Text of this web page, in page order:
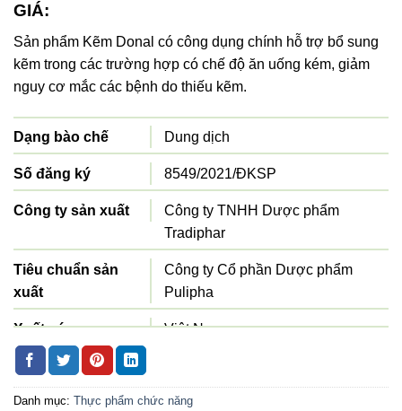
GIÁ:
Sản phẩm Kẽm Donal có công dụng chính hỗ trợ bổ sung
kẽm trong các trường hợp có chế độ ăn uống kém, giảm
nguy cơ mắc các bệnh do thiếu kẽm.
Dạng bào chế Dung dịch
Số đăng ký 8549/2021/ĐKSP
Công ty sản xuất
Công ty TNHH Dược phẩm
Tradiphar
Tiêu chuẩn sản
xuất
Công ty Cổ phần Dược phẩm
Pulipha
Xuất xứ Việt Nam
Quy cách đóng gói
Hạn sử dụng 36 tháng
Danh mục: Thực phẩm chức năng